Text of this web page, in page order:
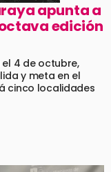
apunta a
edición
4 de octubre,
y meta en el
cinco localidades